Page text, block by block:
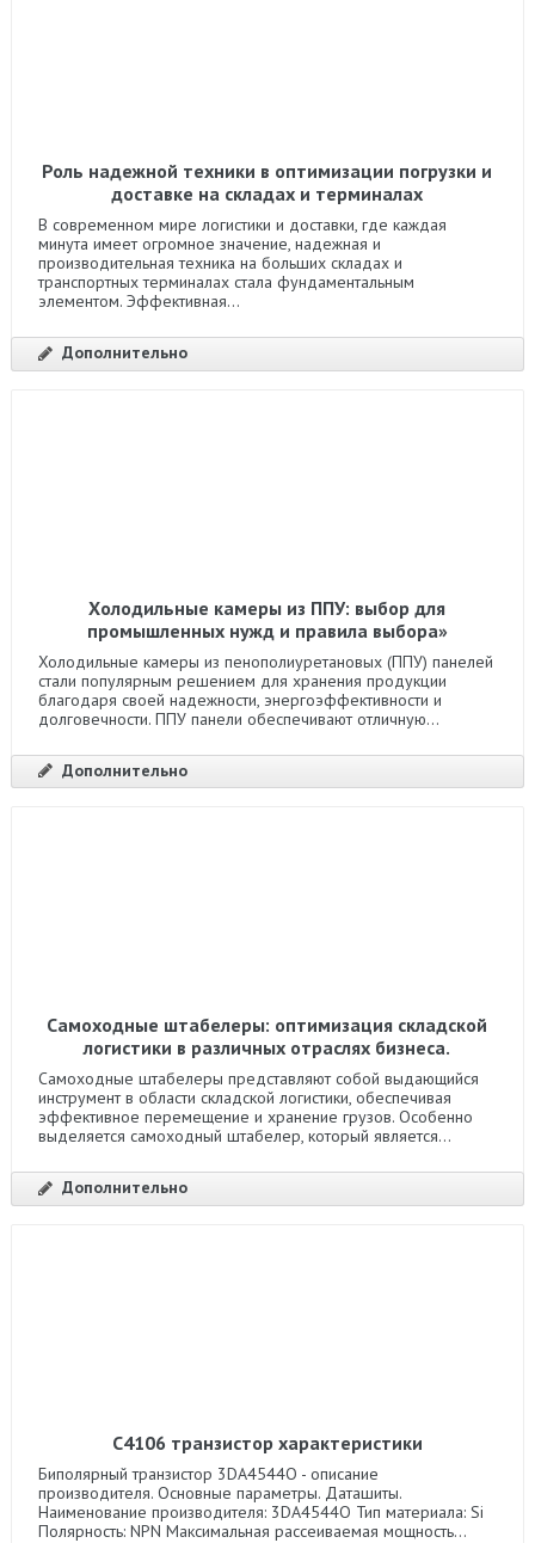
Роль надежной техники в оптимизации погрузки и
доставке на складах и терминалах
В современном мире логистики и доставки, где каждая
минута имеет огромное значение, надежная и
производительная техника на больших складах и
транспортных терминалах стала фундаментальным
элементом. Эффективная...
Дополнительно
Холодильные камеры из ППУ: выбор для
промышленных нужд и правила выбора»
Холодильные камеры из пенополиуретановых (ППУ) панелей
стали популярным решением для хранения продукции
благодаря своей надежности, энергоэффективности и
долговечности. ППУ панели обеспечивают отличную...
Дополнительно
Самоходные штабелеры: оптимизация складской
логистики в различных отраслях бизнеса.
Самоходные штабелеры представляют собой выдающийся
инструмент в области складской логистики, обеспечивая
эффективное перемещение и хранение грузов. Особенно
выделяется самоходный штабелер, который является...
Дополнительно
C4106 транзистор характеристики
Биполярный транзистор 3DA4544O - описание
производителя. Основные параметры. Даташиты.
Наименование производителя: 3DA4544O Тип материала: Si
Полярность: NPN Максимальная рассеиваемая мощность...